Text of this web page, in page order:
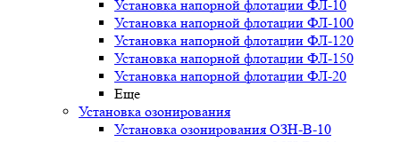
Установка напорной флотации ФЛ-10
Установка напорной флотации ФЛ-100
Установка напорной флотации ФЛ-120
Установка напорной флотации ФЛ-150
Установка напорной флотации ФЛ-20
Еще
Установка озонирования
Установка озонирования ОЗН-В-10